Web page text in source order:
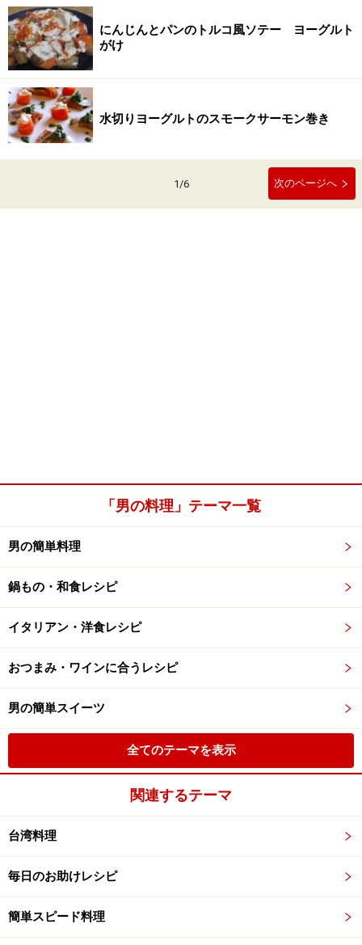
にんじんとパンのトルコ風ソテー ヨーグルト
がけ
水切りヨーグルトのスモークサーモン巻き
1/6 次のページへ
「男の料理」テーマ一覧
男の簡単料理
鍋もの・和食レシピ
イタリアン・洋食レシピ
おつまみ・ワインに合うレシピ
男の簡単スイーツ
全てのテーマを表示
関連するテーマ
台湾料理
毎日のお助けレシピ
簡単スピード料理